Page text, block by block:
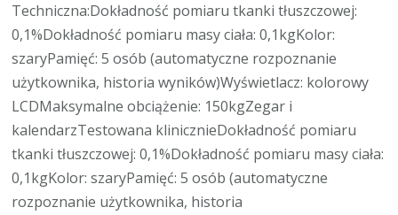
Techniczna:Dokładność pomiaru tkanki tłuszczowej:
0,1%Dokładność pomiaru masy ciała: 0,1kgKolor:
szaryPamięć: 5 osób (automatyczne rozpoznanie
użytkownika, historia wyników)Wyświetlacz: kolorowy
LCDMaksymalne obciążenie: 150kgZegar i
kalendarzTestowana klinicznieDokładność pomiaru
tkanki tłuszczowej: 0,1%Dokładność pomiaru masy ciała:
0,1kgKolor: szaryPamięć: 5 osób (automatyczne
rozpoznanie użytkownika, historia